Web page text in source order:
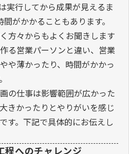
実行してから成果が見えるま
がかかることもあります。
方々からもよくお聞きします
る営業パーソンと違い、営業
や薄かったり、時間がかかっ
の仕事は影響範囲が広かった
きかったりとやりがいを感じ
す。下記で具体的にお伝えし
程へのチャレンジ